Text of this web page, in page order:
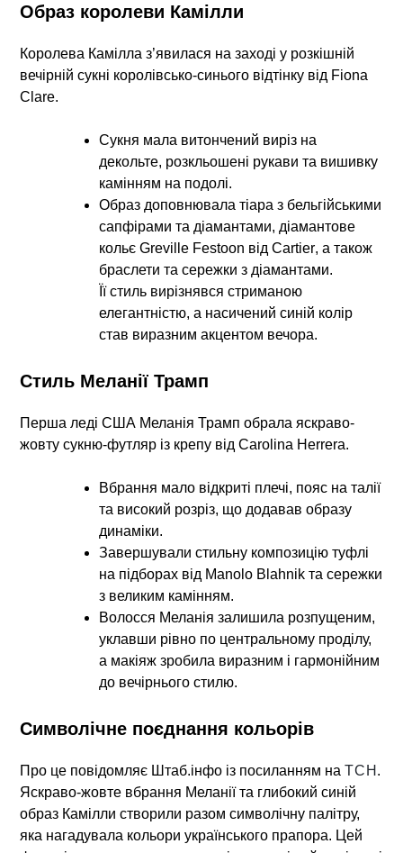
Образ королеви Камілли
Королева Камілла з’явилася на заході у розкішній
вечірній сукні королівсько-синього відтінку від Fiona
Clare.
Сукня мала витончений виріз на
декольте, розкльошені рукави та вишивку
камінням на подолі.
Образ доповнювала тіара з бельгійськими
сапфірами та діамантами, діамантове
кольєGreville Festoon від Cartier, а також
браслети та сережки з діамантами.
Її стиль вирізнявся стриманою
елегантністю, а насичений синій колір
став виразним акцентом вечора.
Стиль Меланії Трамп
Перша леді США Меланія Трамп обрала яскраво-
жовту сукню-футляр із крепу відCarolina Herrera.
Вбрання мало відкриті плечі, пояс на талії
та високий розріз, що додавав образу
динаміки.
Завершували стильну композицію туфлі
на підборах від Manolo Blahnik та сережки
з великим камінням.
Волосся Меланія залишила розпущеним,
уклавши рівно по центральному проділу,
а макіяж зробила виразним і гармонійним
до вечірнього стилю.
Символічне поєднання кольорів
Про це повідомляє Штаб.інфо із посиланням наТСН .
Яскраво-жовте вбрання Меланії та глибокий синій
образ Камілли створили разом символічну палітру,
яка нагадувала кольори українського прапора. Цей